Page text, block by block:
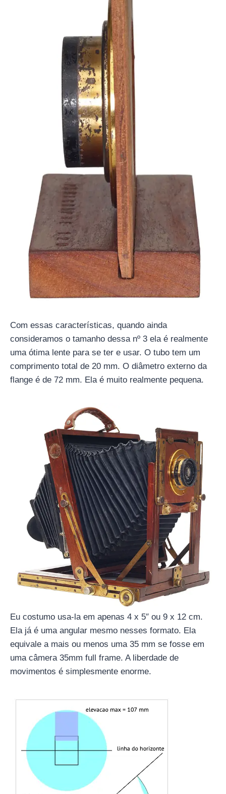
Com essas características, quando ainda
consideramos o tamanho dessa nº 3 ela é realmente
uma ótima lente para se ter e usar. O tubo tem um
comprimento total de 20 mm. O diâmetro externo da
flange é de 72 mm. Ela é muito realmente pequena.
Eu costumo usa-la em apenas 4 x 5″ ou 9 x 12 cm.
Ela já é uma angular mesmo nesses formato. Ela
equivale a mais ou menos uma 35 mm se fosse em
uma câmera 35mm full frame. A liberdade de
movimentos é simplesmente enorme.